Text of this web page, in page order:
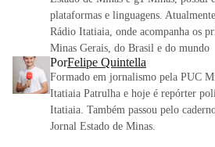
plataformas e linguagens.
Rádio Itatiaia, onde acompanha os
Minas Gerais, do Brasil e do mundo
PorFelipe Quintella
Formado em jornalismo pela PUC
Itatiaia Patrulha e hoje é repórter
Itatiaia. Também passou pelo
Jornal Estado de Minas.